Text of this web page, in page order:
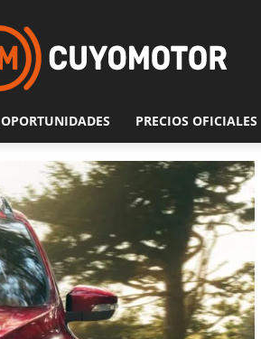
OPORTUNIDADES PRECIOS OFICIALES